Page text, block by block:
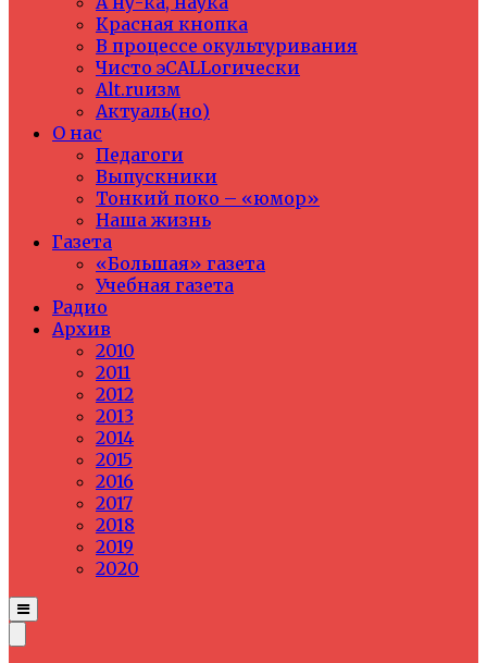
Красная кнопка
В процессе окультуривания
Чисто эCALLогически
Alt.ruизм
Актуаль(но)
О нас
Педагоги
Выпускники
Тонкий поко – «юмор»
Наша жизнь
Газета
«Большая» газета
Учебная газета
Радио
Архив
2010
2011
2012
2013
2014
2015
2016
2017
2018
2019
2020